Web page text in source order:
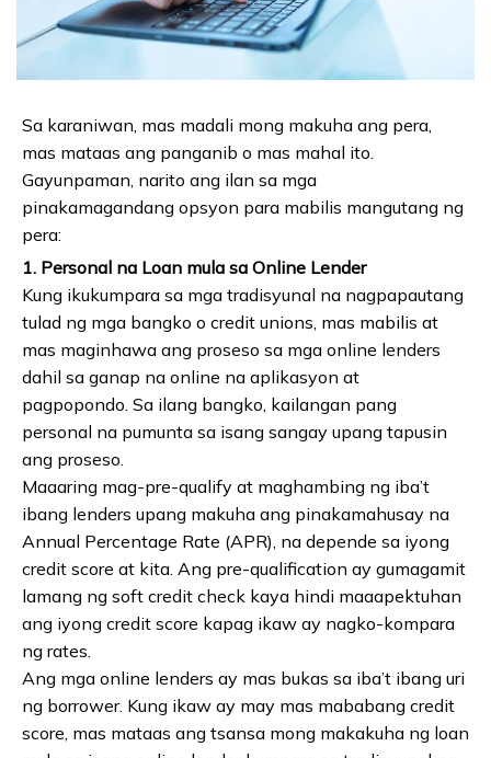
Sa karaniwan, mas madali mong makuha ang pera,
mas mataas ang panganib o mas mahal ito.
Gayunpaman, narito ang ilan sa mga
pinakamagandang opsyon para mabilis mangutang ng
pera:
1. Personal na Loan mula sa Online Lender
Kung ikukumpara sa mga tradisyunal na nagpapautang
tulad ng mga bangko o credit unions, mas mabilis at
mas maginhawa ang proseso sa mga online lenders
dahil sa ganap na online na aplikasyon at
pagpopondo. Sa ilang bangko, kailangan pang
personal na pumunta sa isang sangay upang tapusin
ang proseso.
Maaaring mag-pre-qualify at maghambing ng iba’t
ibang lenders upang makuha ang pinakamahusay na
Annual Percentage Rate (APR), na depende sa iyong
credit score at kita. Ang pre-qualification ay gumagamit
lamang ng soft credit check kaya hindi maaapektuhan
ang iyong credit score kapag ikaw ay nagko-kompara
ng rates.
Ang mga online lenders ay mas bukas sa iba’t ibang uri
ng borrower. Kung ikaw ay may mas mababang credit
score, mas mataas ang tsansa mong makakuha ng loan